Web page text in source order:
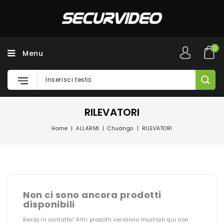
Menu
0
RILEVATORI
Home ALLARMI Chuango RILEVATORI
Non ci sono ancora prodotti
disponibili
Resta in contatto! Altri prodotti verranno mostrati qui non